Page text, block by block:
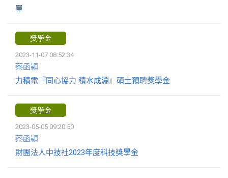
單
獎學金
2023-11-07 08:52:34
蔡函穎
力積電『同心協力 積水成淵』碩士預聘獎學金
獎學金
2023-05-05 09:20:50
蔡函穎
財團法人中技社2023年度科技獎學金